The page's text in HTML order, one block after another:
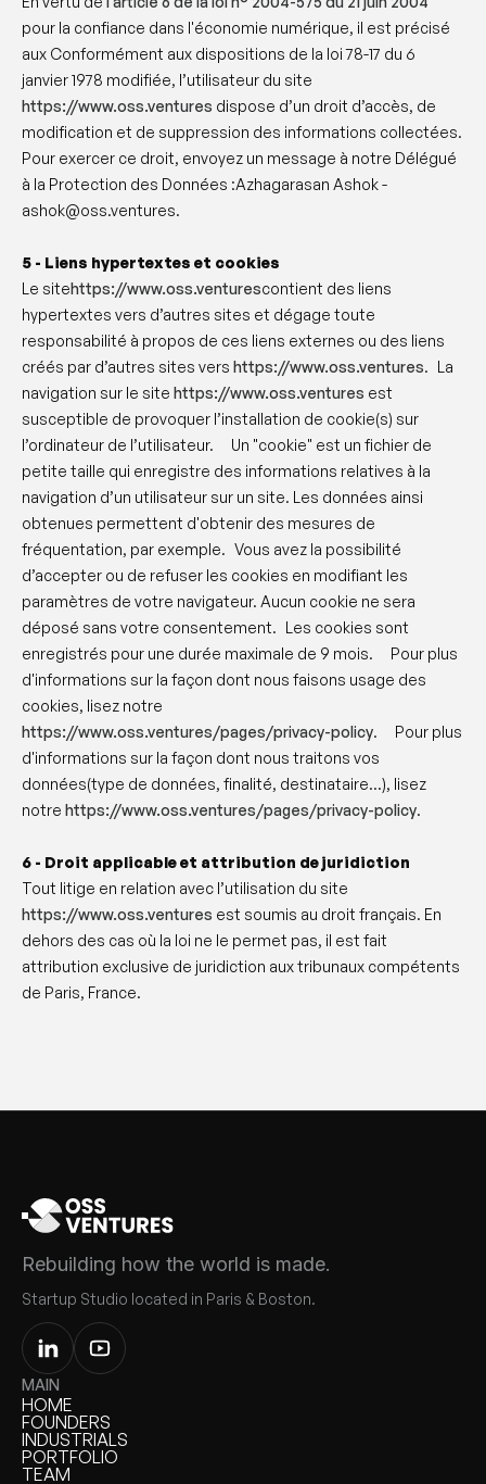
pour la confiance dans l'économie numérique, il est précisé
aux Conformément aux dispositions de la loi 78-17 du 6
janvier 1978 modifiée, l’utilisateur du site
https://www.oss.ventures dispose d’un droit d’accès, de
modification et de suppression des informations collectées.
Pour exercer ce droit, envoyez un message à notre Délégué
à la Protection des Données :Azhagarasan Ashok -
ashok@oss.ventures.
5 - Liens hypertextes et cookies
Le sitehttps://www.oss.venturescontient des liens
hypertextes vers d’autres sites et dégage toute
responsabilité à propos de ces liens externes ou des liens
créés par d’autres sites vers https://www.oss.ventures. La
navigation sur le site https://www.oss.ventures est
susceptible de provoquer l’installation de cookie(s) sur
l’ordinateur de l’utilisateur. ‍ Un "cookie" est un fichier de
petite taille qui enregistre des informations relatives à la
navigation d’un utilisateur sur un site. Les données ainsi
obtenues permettent d'obtenir des mesures de
fréquentation, par exemple. Vous avez la possibilité
d’accepter ou de refuser les cookies en modifiant les
paramètres de votre navigateur. Aucun cookie ne sera
déposé sans votre consentement. Les cookies sont
enregistrés pour une durée maximale de 9 mois. ‍ Pour plus
d'informations sur la façon dont nous faisons usage des
cookies, lisez notre
https://www.oss.ventures/pages/privacy-policy. ‍ Pour plus
d'informations sur la façon dont nous traitons vos
données(type de données, finalité, destinataire...), lisez
notre https://www.oss.ventures/pages/privacy-policy.
6 - Droit applicable et attribution de juridiction
Tout litige en relation avec l’utilisation du site
https://www.oss.ventures est soumis au droit français. En
dehors des cas où la loi ne le permet pas, il est fait
attribution exclusive de juridiction aux tribunaux compétents
de Paris, France.
Rebuilding how the world is made.
Startup Studio located in Paris & Boston.
MAIN
HOME
HOME
FOUNDERS
FOUNDERS
INDUSTRIALS
INDUSTRIALS
PORTFOLIO
PORTFOLIO
TEAM